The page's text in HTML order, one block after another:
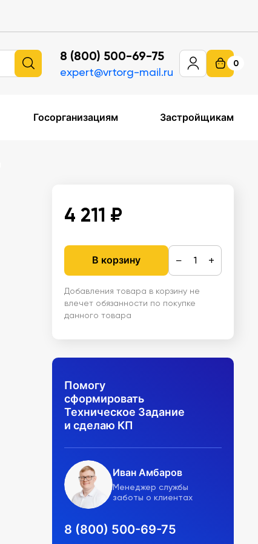
8 (800) 500-69-75
expert@vrtorg-mail.ru
0
Госорганизациям Застройщикам
4 211 ₽
В корзину − +
Добавления товара в корзину не
влечет обязанности по покупке
данного товара
Помогу
сформировать
Техническое Задание
и сделаю КП
Иван Амбаров
Менеджер службы
заботы о клиентах
8 (800) 500-69-75